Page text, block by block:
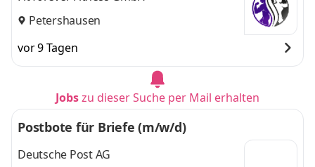
Petershausen
vor 9 Tagen
Jobszu dieser Suche per Mail erhalten
Postbote für Briefe (m/w/d)
Deutsche Post AG